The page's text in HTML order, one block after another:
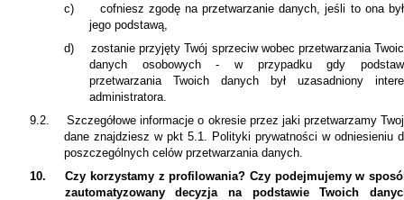
c)
cofniesz zgodę na przetwarzanie danych, jeśli to ona
jego podstawą,
d)
zostanie przyjęty Twój sprzeciw wobec przetwarzania
danych osobowych - w przypadku gdy
przetwarzania Twoich danych był uzasadniony
administratora.
9.2.
Szczegółowe informacje o okresie przez jaki przetwarzamy
dane znajdziesz w pkt 5.1. Polityki prywatności w odniesieniu
poszczególnych celów przetwarzania danych.
10.
Czy korzystamy z profilowania? Czy podejmujemy w
zautomatyzowany decyzja na podstawie Twoich